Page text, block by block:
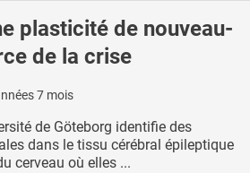
plasticité de nouveau-
de la crise
7 mois
de Göteborg identifie des
dans le tissu cérébral épileptique
cerveau où elles ...